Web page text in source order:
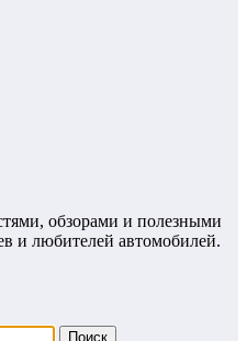
обзорами и полезными
и любителей автомобилей.